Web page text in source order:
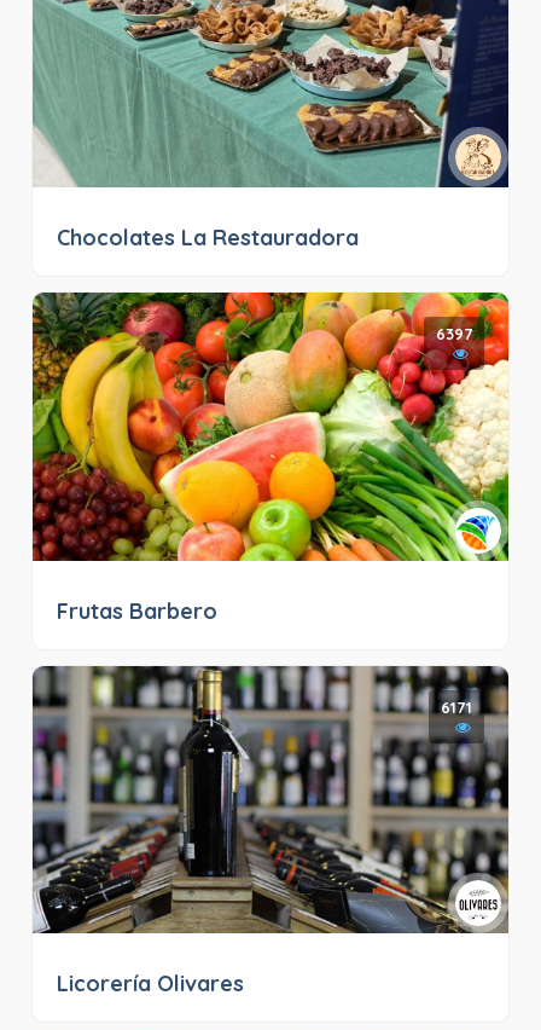
Chocolates La Restauradora
6397
Frutas Barbero
6171
Licorería Olivares